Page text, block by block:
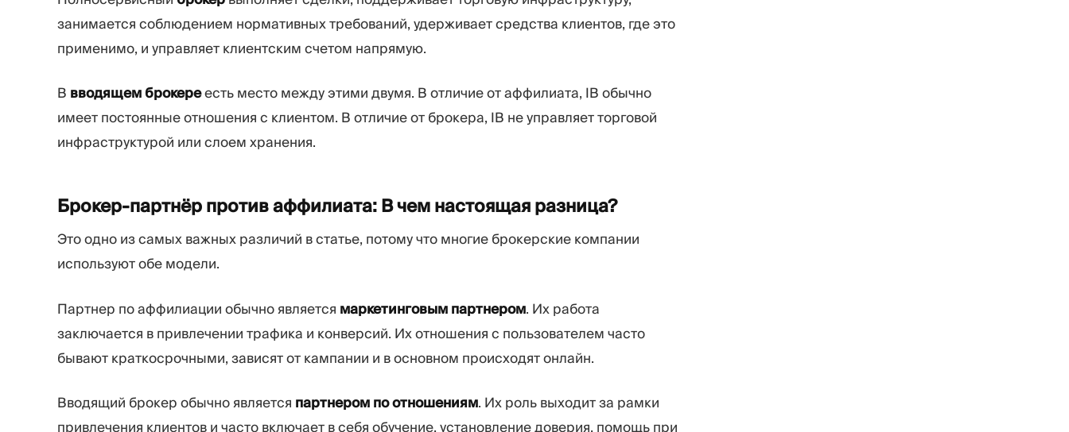
занимается соблюдением нормативных требований, удерживает средства клиентов, где это
применимо, и управляет клиентским счетом напрямую.
В вводящем брокереесть место между этими двумя. В отличие от аффилиата, IB обычно
имеет постоянные отношения с клиентом. В отличие от брокера, IB не управляет торговой
инфраструктурой или слоем хранения.
Брокер-партнёр против аффилиата: В чем настоящая разница?
Это одно из самых важных различий в статье, потому что многие брокерские компании
используют обе модели.
Партнер по аффилиации обычно является маркетинговым партнером. Их работа
заключается в привлечении трафика и конверсий. Их отношения с пользователем часто
бывают краткосрочными, зависят от кампании и в основном происходят онлайн.
Вводящий брокер обычно является партнером по отношениям. Их роль выходит за рамки
привлечения клиентов и часто включает в себя обучение, установление доверия, помощь при